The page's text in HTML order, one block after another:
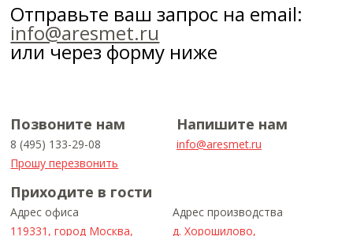
Отправьте ваш запрос на email:
info@aresmet.ru
или через форму ниже
Позвоните нам
8 (495) 133-29-08
Прошу перезвонить
Напишите нам
info@aresmet.ru
Приходите в гости
Адрес офиса
119331, город Москва,
Адрес производства
д. Хорошилово,